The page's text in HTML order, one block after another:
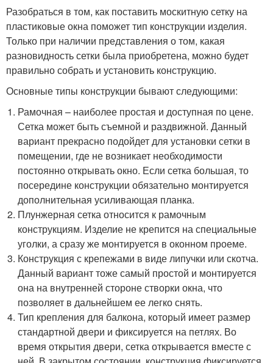
Разобраться в том, как поставить москитную сетку на
пластиковые окна поможет тип конструкции изделия.
Только при наличии представления о том, какая
разновидность сетки была приобретена, можно будет
правильно собрать и установить конструкцию.
Основные типы конструкции бывают следующими:
Рамочная – наиболее простая и доступная по цене.
Сетка может быть съемной и раздвижной. Данный
вариант прекрасно подойдет для установки сетки в
помещении, где не возникает необходимости
постоянно открывать окно. Если сетка большая, то
посередине конструкции обязательно монтируется
дополнительная усиливающая планка.
Плунжерная сетка относится к рамочным
конструкциям. Изделие не крепится на специальные
уголки, а сразу же монтируется в оконном проеме.
Конструкция с крепежами в виде липучки или скотча.
Данный вариант тоже самый простой и монтируется
она на внутренней стороне створки окна, что
позволяет в дальнейшем ее легко снять.
Тип крепления для балкона, который имеет размер
стандартной двери и фиксируется на петлях. Во
время открытия двери, сетка открывается вместе с